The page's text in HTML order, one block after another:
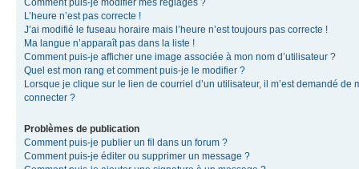
L’heure n’est pas correcte !
J’ai modifié le fuseau horaire mais l’heure n’est toujours pas correcte !
Ma langue n’apparaît pas dans la liste !
Comment puis-je afficher une image associée à mon nom d’utilisateur ?
Quel est mon rang et comment puis-je le modifier ?
Lorsque je clique sur le lien de courriel d’un utilisateur, il m’est demandé de
connecter ?
Problèmes de publication
Comment puis-je publier un fil dans un forum ?
Comment puis-je éditer ou supprimer un message ?